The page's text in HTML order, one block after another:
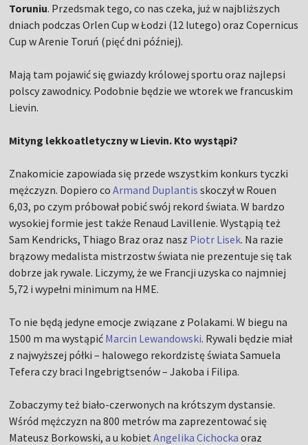
Toruniu. Przedsmak tego, co nas czeka, już w najbliższych
dniach podczas Orlen Cup w Łodzi (12 lutego) oraz Copernicus
Cup w Arenie Toruń (pięć dni później).
Mają tam pojawić się gwiazdy królowej sportu oraz najlepsi
polscy zawodnicy. Podobnie będzie we wtorek we francuskim
Lievin.
Mityng lekkoatletyczny w Lievin. Kto wystąpi?
Znakomicie zapowiada się przede wszystkim konkurs tyczki
mężczyzn. Dopiero coArmand Duplantis skoczył w Rouen
6,03, po czym próbował pobić swój rekord świata. W bardzo
wysokiej formie jest także Renaud Lavillenie. Wystąpią też
Sam Kendricks, Thiago Braz oraz nasz Piotr Lisek. Na razie
brązowy medalista mistrzostw świata nie prezentuje się tak
dobrze jak rywale. Liczymy, że we Francji uzyska co najmniej
5,72 i wypełni minimum na HME.
To nie będą jedyne emocje związane z Polakami. W biegu na
1500 m ma wystąpić Marcin Lewandowski. Rywali będzie miał
z najwyższej półki – halowego rekordzistę świata Samuela
Tefera czy braci Ingebrigtsenów – Jakoba i Filipa.
Zobaczymy też biało-czerwonych na krótszym dystansie.
Wśród mężczyzn na 800 metrów ma zaprezentować się
Mateusz Borkowski, a u kobietAngelika Cichocka oraz